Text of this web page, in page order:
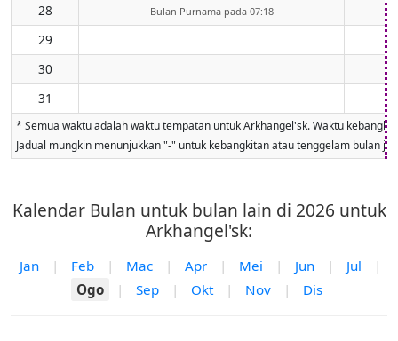
28
Bulan Purnama pada 07:18
29
30
31
* Semua waktu adalah waktu tempatan untuk Arkhangel'sk. Waktu
Jadual mungkin menunjukkan "-" untuk kebangkitan atau tenggelam bulan
Kalendar Bulan untuk bulan lain di 2026 untuk
Arkhangel'sk:
Jan | Feb | Mac | Apr | Mei | Jun | Jul
|
Ogo
| Sep | Okt | Nov | Dis